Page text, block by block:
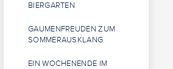
BIERGARTEN
GAUMENFREUDEN ZUM
SOMMERAUSKLANG
EIN WOCHENENDE IM